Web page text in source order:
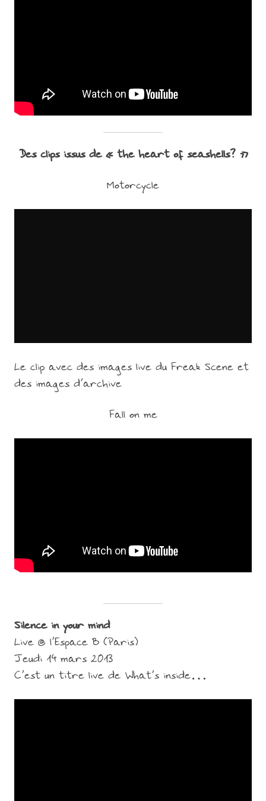
Des clips issus de « the heart of seashells? »
Motorcycle
Le clip avec des images live du Freak Scene et
des images d’archive
Fall on me
Silence in your mind
Live @ l’Espace B (Paris)
Jeudi 14 mars 2013
C’est un titre live de What’s inside…